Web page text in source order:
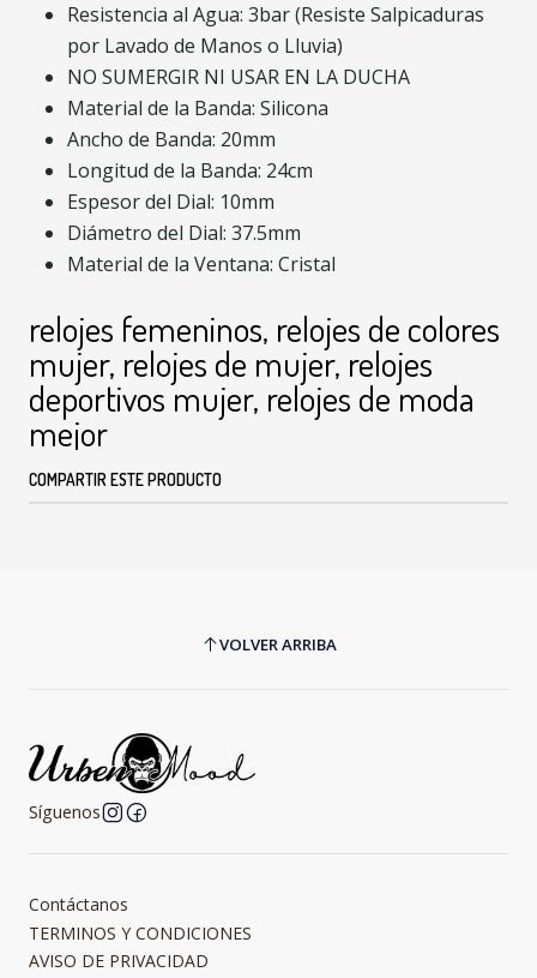
Resistencia al Agua: 3bar (Resiste Salpicaduras
por Lavado de Manos o Lluvia)
NO SUMERGIR NI USAR EN LA DUCHA
Material de la Banda: Silicona
Ancho de Banda: 20mm
Longitud de la Banda: 24cm
Espesor del Dial: 10mm
Diámetro del Dial: 37.5mm
Material de la Ventana: Cristal
relojes femeninos, relojes de colores
mujer, relojes de mujer, relojes
deportivos mujer, relojes de moda
mejor
COMPARTIR ESTE PRODUCTO
VOLVER ARRIBA
Síguenos
Contáctanos
TERMINOS Y CONDICIONES
AVISO DE PRIVACIDAD